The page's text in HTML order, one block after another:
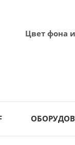
Цвет фона